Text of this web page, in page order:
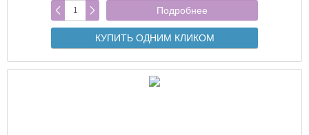
Подробнее
КУПИТЬ ОДНИМ КЛИКОМ